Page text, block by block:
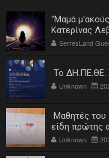
"Μαμά
Κατερίνας
SerresLand
Το ΔΗ.ΠΕ.ΘΕ.
Unknown
Μαθητές του
είδη πρώτης
Unknown